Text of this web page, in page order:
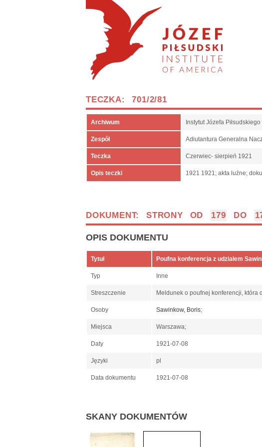
TECZKA: 701/2/81
Archiwum Instytut Józefa
Zespół Adiutantura Generalna
Teczka Czerwiec- sierpień 1921
Opis teczki 1921 1921; akta luźne;
DOKUMENT: STRONY OD 179 DO
OPIS DOKUMENTU
Tytuł Poufna konferencja z udziałem
Typ Inne
Streszczenie Meldunek o poufnej konferencji, która
Osoby Sawinkow, Boris;
Miejsca Warszawa;
Daty 1921-07-08
Języki pl
Data dokumentu 1921-07-08
SKANY DOKUMENTÓW